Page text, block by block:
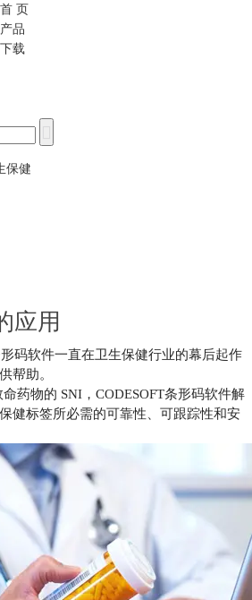
首 页
产品
下载
保健
应用
码软件一直在卫生保健行业的幕后起作
帮助。
药物的 SNI，CODESOFT条形码软件解
健标签所必需的可靠性、可跟踪性和安